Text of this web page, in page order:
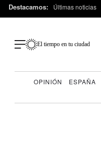
Destacamos: Últimas noticias
El tiempo en tu ciudad
OPINIÓN ESPAÑA